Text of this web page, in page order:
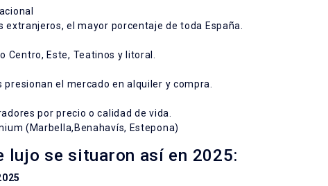
el mayor porcentaje de toda España.
Centro, Este, Teatinos y litoral.
el mercado en alquiler y compra.
por precio o calidad de vida.
(Marbella,Benahavís, Estepona)
lujo se situaron así en 2025: